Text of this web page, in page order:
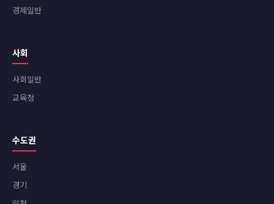
경제일반
사회
사회일반
교육청
수도권
서울
경기